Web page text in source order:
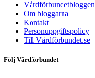
Vårdförbundetbloggen
Om bloggarna
Kontakt
Personuppgiftspolicy
Till Vårdförbundet.se
Följ Vårdförbundet